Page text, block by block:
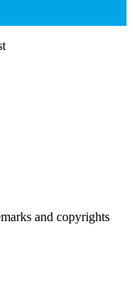
and copyrights